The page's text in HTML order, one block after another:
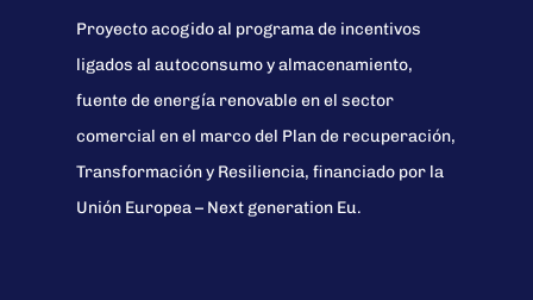
Proyecto acogido al programa de incentivos
ligados al autoconsumo y almacenamiento,
fuente de energía renovable en el sector
comercial en el marco del Plan de recuperación,
Transformación y Resiliencia, financiado por la
Unión Europea – Next generation Eu.